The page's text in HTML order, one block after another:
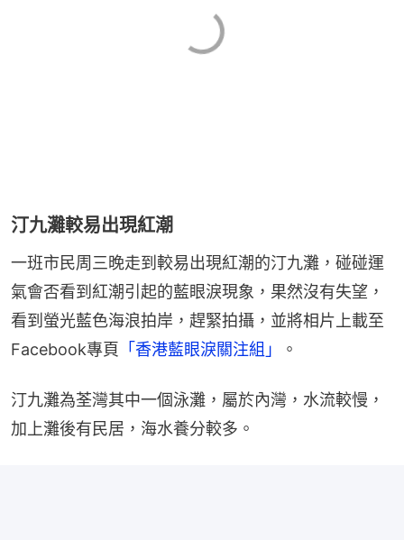
汀九灘較易出現紅潮
一班市民周三晚走到較易出現紅潮的汀九灘，碰碰運
氣會否看到紅潮引起的藍眼淚現象，果然沒有失望，
看到螢光藍色海浪拍岸，趕緊拍攝，並將相片上載至
Facebook專頁 「香港藍眼淚關注組」 。
汀九灘為荃灣其中一個泳灘，屬於內灣，水流較慢，
加上灘後有民居，海水養分較多。